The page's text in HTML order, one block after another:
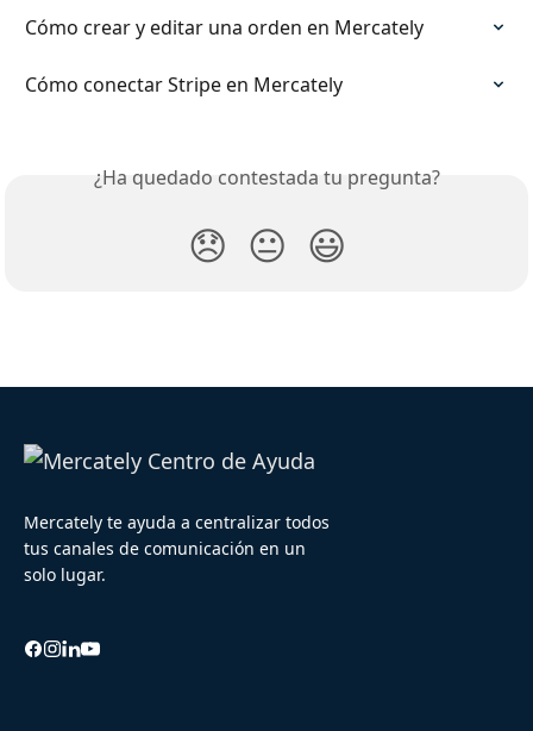
Cómo crear y editar una orden en Mercately
Cómo conectar Stripe en Mercately
¿Ha quedado contestada tu pregunta?
😞 😐 😃
Mercately te ayuda a centralizar todos
tus canales de comunicación en un
solo lugar.